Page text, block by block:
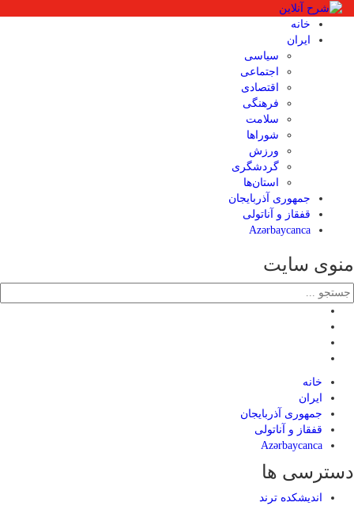
خانه
ایران
سیاسی
اجتماعی
اقتصادی
فرهنگی
سلامت
شوراها
ورزش
گردشگری
استان‌ها
جمهوری آذربایجان
قفقاز و آناتولی
Azərbaycanca
منوی سایت
خانه
ایران
جمهوری آذربایجان
قفقاز و آناتولی
Azərbaycanca
دسترسی ها
اندیشکده ترند